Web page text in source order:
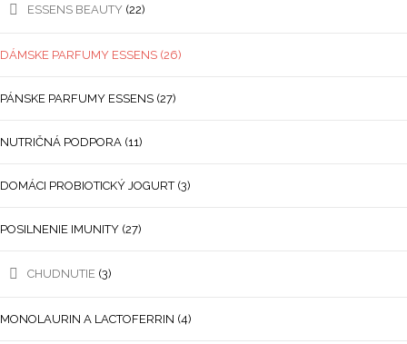
ESSENS BEAUTY (22)
DÁMSKE PARFUMY ESSENS (26)
PÁNSKE PARFUMY ESSENS (27)
NUTRIČNÁ PODPORA (11)
DOMÁCI PROBIOTICKÝ JOGURT (3)
POSILNENIE IMUNITY (27)
CHUDNUTIE (3)
MONOLAURIN A LACTOFERRIN (4)